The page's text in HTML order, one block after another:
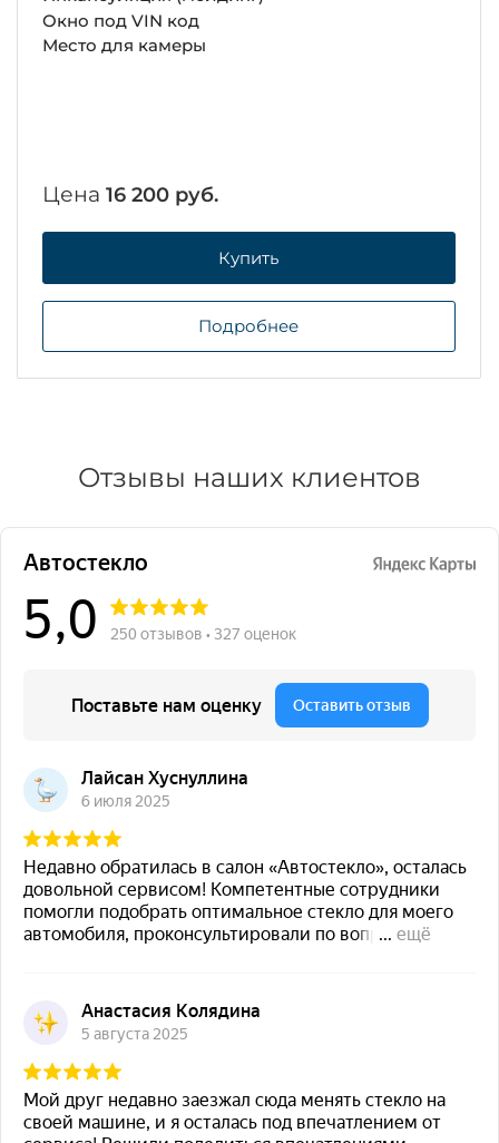
Окно под VIN код
Место для камеры
Цена16 200 руб.
Купить
Подробнее
Отзывы наших клиентов